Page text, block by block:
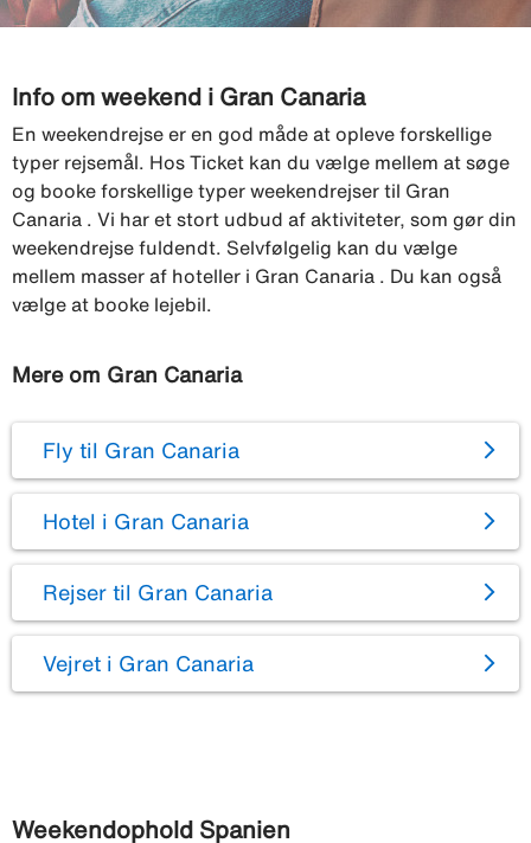
Info om weekend i Gran Canaria
En weekendrejse er en god måde at opleve forskellige
typer rejsemål. Hos Ticket kan du vælge mellem at søge
og booke forskellige typer weekendrejser til Gran
Canaria . Vi har et stort udbud af aktiviteter, som gør din
weekendrejse fuldendt. Selvfølgelig kan du vælge
mellem masser af hoteller i Gran Canaria . Du kan også
vælge at booke lejebil.
Mere om Gran Canaria
Fly til Gran Canaria
Hotel i Gran Canaria
Rejser til Gran Canaria
Vejret i Gran Canaria
Weekendophold Spanien